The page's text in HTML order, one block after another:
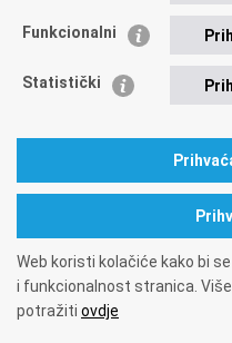
A. Mihanovića 3 10000 Zagreb
Matični broj:
Funkcionalni
Statistički
Web koristi kolačiće kako bi
i funkcionalnost stranica.
potražiti ovdje